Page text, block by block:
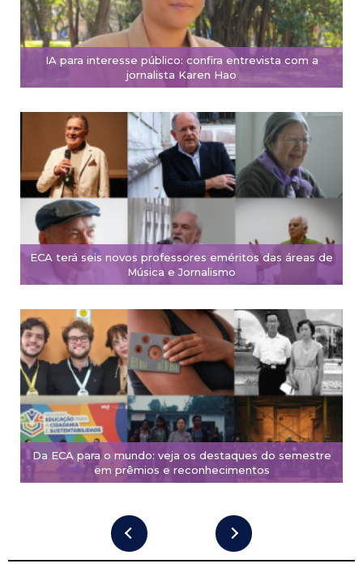
IA para interesse público: confira entrevista com a
jornalista Karen Hao
ECA terá seis novos professores eméritos das áreas de
Música e Jornalismo
Da ECA para o mundo: veja os destaques do semestre
em prêmios e reconhecimentos